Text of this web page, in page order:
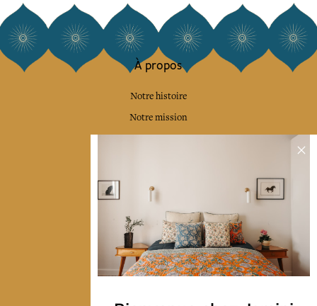
À propos
Notre histoire
Notre mission
Presse
Collections
Déco & Linge de maison
Linge de table
Sacs & pochettes